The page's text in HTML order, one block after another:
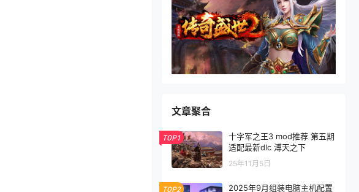
文章聚合
TOP1
十字军之王3 mod推荐 第五期
适配最新dlc 溥天之下
25年11月5日
TOP2
2025年9月组装电脑主机配置